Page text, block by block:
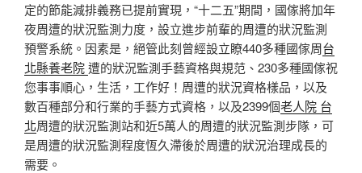
定的節能減排義務已提前實現，“十二五”期間，國傢將加年
夜周遭的狀況監測力度，設立進步前輩的周遭的狀況監測
預警系統。因素是，絕管此刻曾經設立瞭440多種國傢周台
北縣養老院遭的狀況監測手藝資格與規范、230多種國傢祝
您事事順心，生活，工作好！周遭的狀況資格樣品，以及
數百種部分和行業的手藝方式資格，以及2399個老人院 台
北周遭的狀況監測站和近5萬人的周遭的狀況監測步隊，可
是周遭的狀況監測程度恆久滯後於周遭的狀況治理成長的
需要。